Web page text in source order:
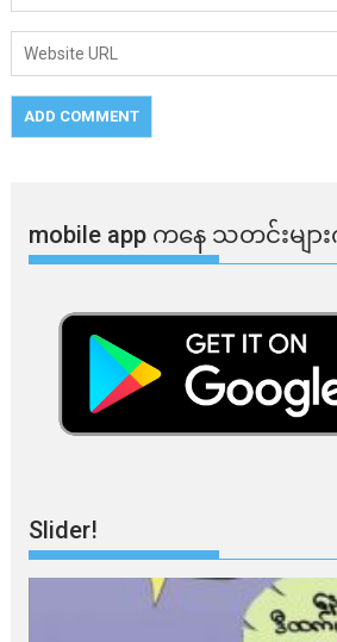
mobile app ​​ကနေ ​​သတင်းမျာ
Slider!